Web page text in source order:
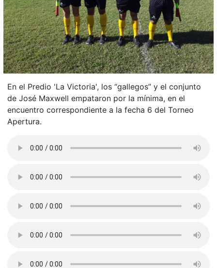
En el Predio 'La Victoria', los “gallegos” y el conjunto
de José Maxwell empataron por la mínima, en el
encuentro correspondiente a la fecha 6 del Torneo
Apertura.